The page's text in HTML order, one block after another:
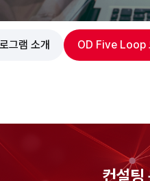
그램 소개 OD Five Loop
컨설팅